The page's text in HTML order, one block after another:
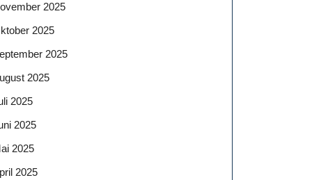
2025
2025
2025
2025
2025
2025
2025
2025